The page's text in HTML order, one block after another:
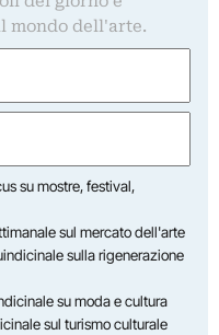
mondo dell'arte.
su mostre, festival,
sul mercato dell'arte
sulla rigenerazione
su moda e cultura
sul turismo culturale